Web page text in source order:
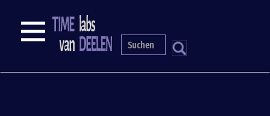
S
NAVIGATION